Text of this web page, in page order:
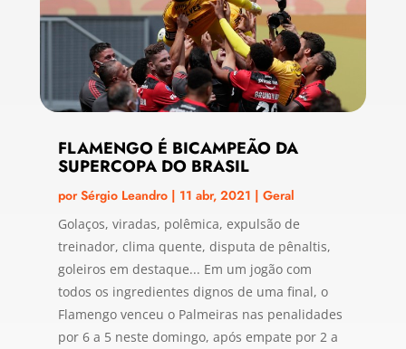
FLAMENGO É BICAMPEÃO DA
SUPERCOPA DO BRASIL
porSérgio Leandro| 11 abr, 2021 | Geral
Golaços, viradas, polêmica, expulsão de
treinador, clima quente, disputa de pênaltis,
goleiros em destaque... Em um jogão com
todos os ingredientes dignos de uma final, o
Flamengo venceu o Palmeiras nas penalidades
por 6 a 5 neste domingo, após empate por 2 a